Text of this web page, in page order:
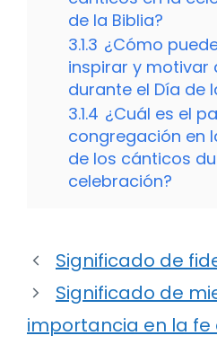
de la Biblia?
3.1.3 ¿Cómo
inspirar y motivar
durante el Día de
3.1.4 ¿Cuál es el
congregación en
de los cánticos
celebración?
Significado de
Significado de
importancia en la fe